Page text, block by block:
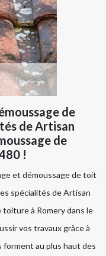
de
de Artisan
de
!
et démoussage de toit
spécialités de Artisan
à Romery dans le
vos travaux grâce à
forment au plus haut des